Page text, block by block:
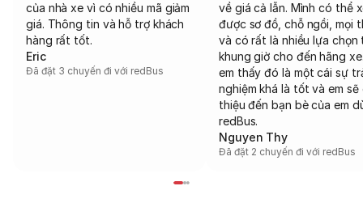
của nhà xe vì có nhiều mã giảm
giá. Thông tin và hỗ trợ khách
hàng rất tốt.
Eric
Đã đặt 3 chuyến đi với redBus
về giá cả lẫn. Mình có thể
được sơ đồ, chỗ ngồi, mọi
và có rất là nhiều lựa chọn
khung giờ cho đến hãng
em thấy đó là một cái sự
nghiệm khá là tốt và em sẽ
thiệu đến bạn bè của em
redBus.
Nguyen Thy
Đã đặt 2 chuyến đi với redBus